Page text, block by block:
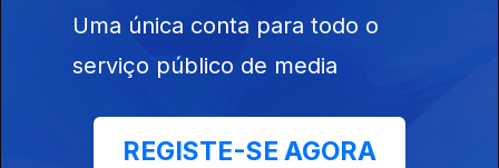
Uma única conta para todo o
serviço público de media
REGISTE-SE AGORA